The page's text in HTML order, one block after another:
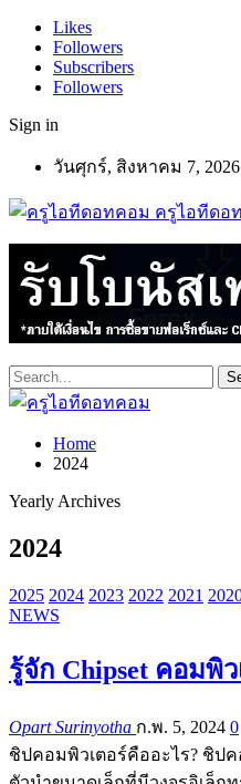
Likes
Followers
Subscribers
Followers
Sign in
วันศุกร์, สิงหาคม 7, 2026
ครูไอทีดอ
Home
2024
Yearly Archives
2024
2025 2024 2023 2022 2021
NEWS
รู้จัก Chipset คอมพิ
Opart Surinyotha ก.พ. 5, 2024 0
ชิปคอมพิวเตอร์คืออะไร? ชิป